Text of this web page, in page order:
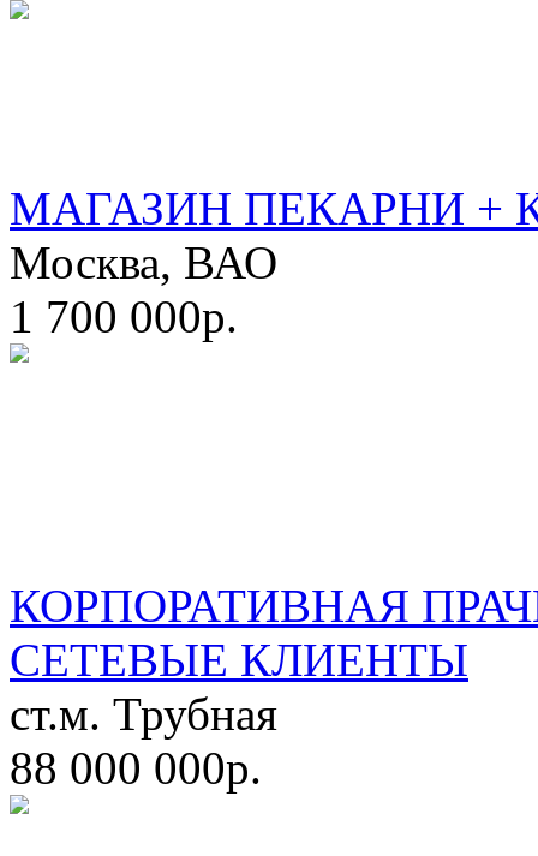
МАГАЗИН ПЕКАРНИ +
Москва, ВАО
1 700 000р.
КОРПОРАТИВНАЯ
СЕТЕВЫЕ КЛИЕНТЫ
ст.м. Трубная
88 000 000р.